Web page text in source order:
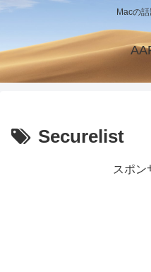
Macの
Securelist
スポン